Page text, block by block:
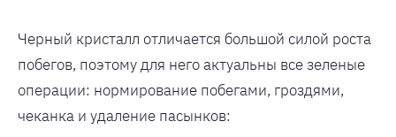
Черный кристалл отличается большой силой роста
побегов, поэтому для него актуальны все зеленые
операции: нормирование побегами, гроздями,
чеканка и удаление пасынков: